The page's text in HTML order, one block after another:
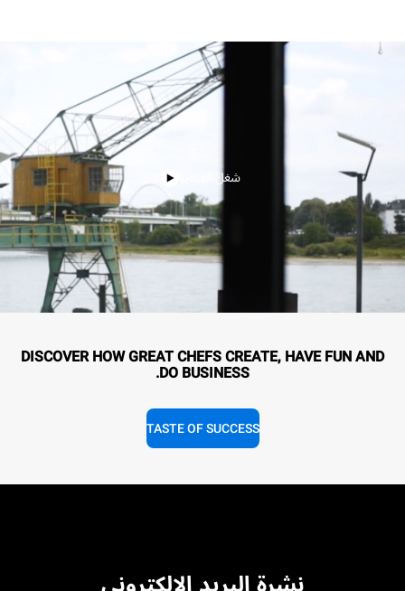
شغل الفيديو
DISCOVER HOW GREAT CHEFS CREATE, HAVE FUN AND
DO BUSINESS.
TASTE OF SUCCESS
نشرة البريد الإلكتروني